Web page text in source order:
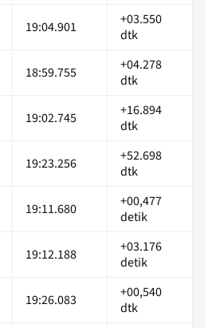
19:04.901
+03.550
dtk
18:59.755
+04.278
dtk
19:02.745
+16.894
dtk
19:23.256
+52.698
dtk
19:11.680
+00,477
detik
19:12.188
+03.176
detik
19:26.083
+00,540
dtk